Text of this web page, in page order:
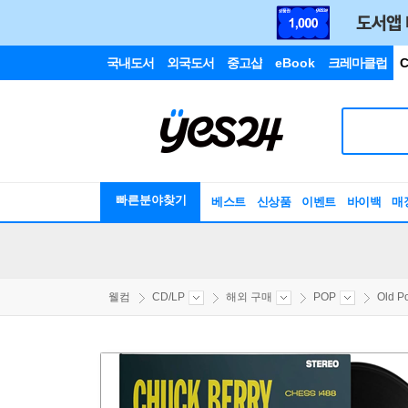
국내도서 외국도서 중고샵 eBook 크레마클럽
빠른분야찾기 베스트 신상품 이벤트 바이백 매
웰컴 CD/LP 해외 구매 POP Old